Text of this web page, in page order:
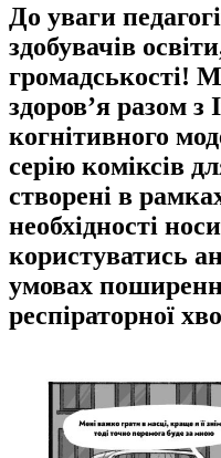
До уваги
здобувачів
громадськості!
здоров’я разом з
когнітивного
серію коміксів
створені в
необхідності
користуватись
умовах
респіраторної